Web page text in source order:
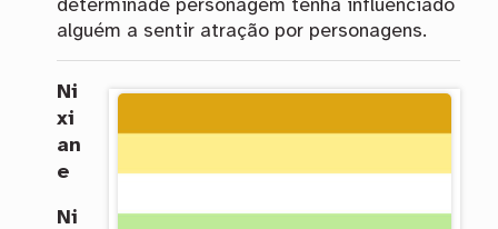
determinade personagem tenha influenciado
alguém a sentir atração por personagens.
Ni
xi
an
e
Ni